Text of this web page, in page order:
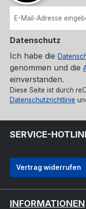
Datenschutz
Ich habe die
genommen und die
einverstanden.
Diese Seite ist durch
Datenschutzrichtlinie
SERVICE-
Vertrag widerrufen
INFORMATIONEN